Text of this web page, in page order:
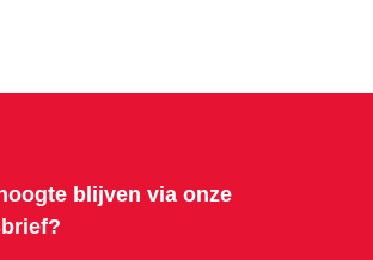
blijven via onze